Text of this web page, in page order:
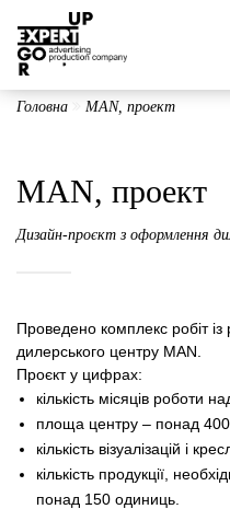
вмісту
Головна MAN, проект
MAN, проект
Дизайн-проєкт з оформлення
Проведено комплекс робіт
дилерського центру MAN.
Проєкт у цифрах:
кількість місяців роботи
площа центру – понад
кількість візуалізацій і
кількість продукції,
понад 150 одиниць.